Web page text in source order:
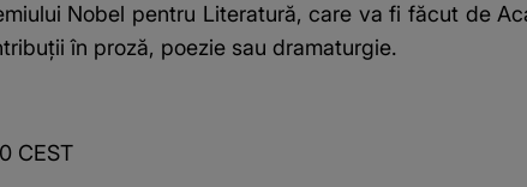
Nobel pentru Literatură, care va fi făcut de
în proză, poezie sau dramaturgie.
CEST